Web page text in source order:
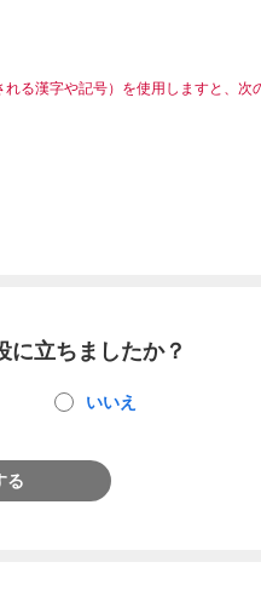
る漢字や記号）を使用しますと、次
に立ちましたか？
いいえ
る